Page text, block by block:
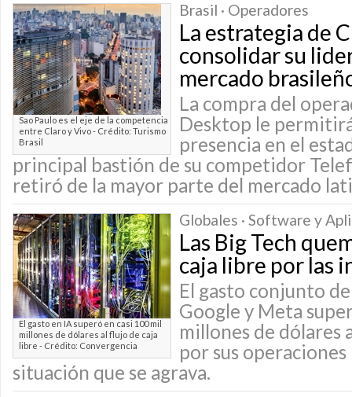
Sao Paulo es el eje de la competencia
entre Claro y Vivo - Crédito: Turismo
Brasil
Brasil · Operadores
La estrategia de
consolidar su
mercado
La compra del
Desktop le
presencia en el
principal bastión de su competidor
retiró de la mayor parte del mercado
El gasto en IA superó en casi 100 mil
millones de dólares al flujo de caja
libre - Crédito: Convergencia
Globales · Software y
Las Big Tech
caja libre por las
El gasto conjunto
Google y Meta
millones de dólares
por sus
situación que se agrava.